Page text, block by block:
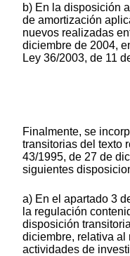
b) En la disposición
de amortización
nuevos realizadas
diciembre de 2004,
Ley 36/2003, de 11
Finalmente, se
transitorias del texto
43/1995, de 27 de
siguientes
a) En el apartado 3
la regulación
disposición
diciembre, relativa al
actividades de